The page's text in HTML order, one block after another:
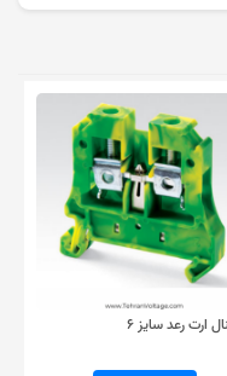
ارت رعد سایز ۶